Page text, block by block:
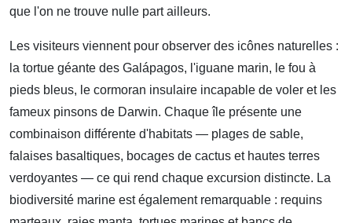
que l'on ne trouve nulle part ailleurs.
Les visiteurs viennent pour observer des icônes naturelles :
la tortue géante des Galápagos, l'iguane marin, le fou à
pieds bleus, le cormoran insulaire incapable de voler et les
fameux pinsons de Darwin. Chaque île présente une
combinaison différente d'habitats — plages de sable,
falaises basaltiques, bocages de cactus et hautes terres
verdoyantes — ce qui rend chaque excursion distincte. La
biodiversité marine est également remarquable : requins